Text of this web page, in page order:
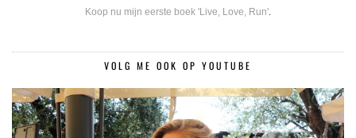
Koop nu mijn eerste boek 'Live, Love, Run'.
VOLG ME OOK OP YOUTUBE